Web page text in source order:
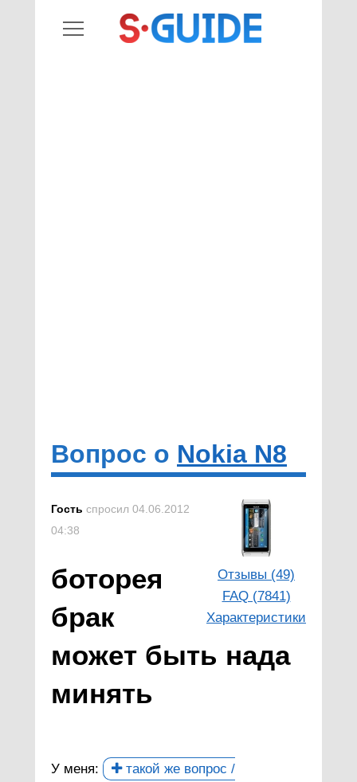
Вопрос о Nokia N8
Отзывы (49)
FAQ (7841)
Характеристики
Гость спросил 04.06.2012
04:38
боторея
брак
может быть нада
минять
У меня: такой же вопрос /